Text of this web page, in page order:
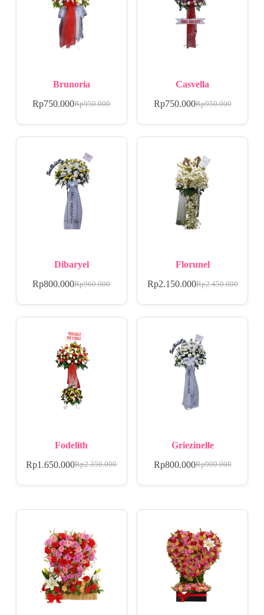
Brunoria
Rp950.000
Rp750.000
Casvella
Rp950.000
Rp750.000
Dibaryel
Rp960.000
Rp800.000
Florunel
Rp2.450.000
Rp2.150.000
Fodelith
Rp2.350.000
Rp1.650.000
Griezinelle
Rp900.000
Rp800.000